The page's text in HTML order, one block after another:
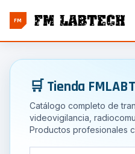
FM
🛒 Tienda
Catálogo completo de
videovigilancia,
Productos profesionales